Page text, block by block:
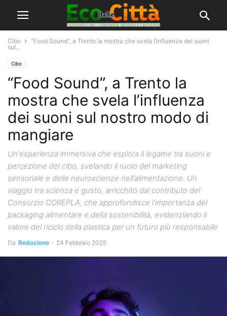
Cibo
“Food Sound”, a Trento la mostra che svela l’influenza dei suoni
sul...
Cibo
“Food Sound”, a Trento la
mostra che svela l’influenza
dei suoni sul nostro modo di
mangiare
Un'esperienza immersiva che esplora il legame tra suoni e
percezione del cibo, svelando il ruolo del marketing
sensoriale e delle neuroscienze nell’alimentazione. Un
viaggio tra scienza e gusto, arricchito dal contributo del
Consorzio COREPLA, che approfondisce l'importanza del
packaging alimentare e della sostenibilità, evidenziando il
valore del riciclo della plastica per un futuro più responsabile
Da Redazione - 24 Febbraio 2025